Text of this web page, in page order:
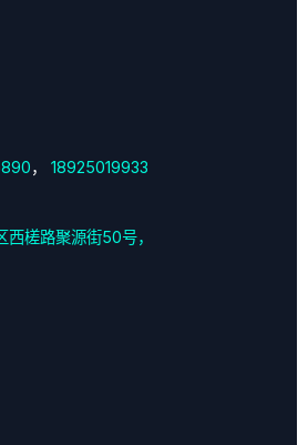
， 18925019933
槎路聚源街50号，